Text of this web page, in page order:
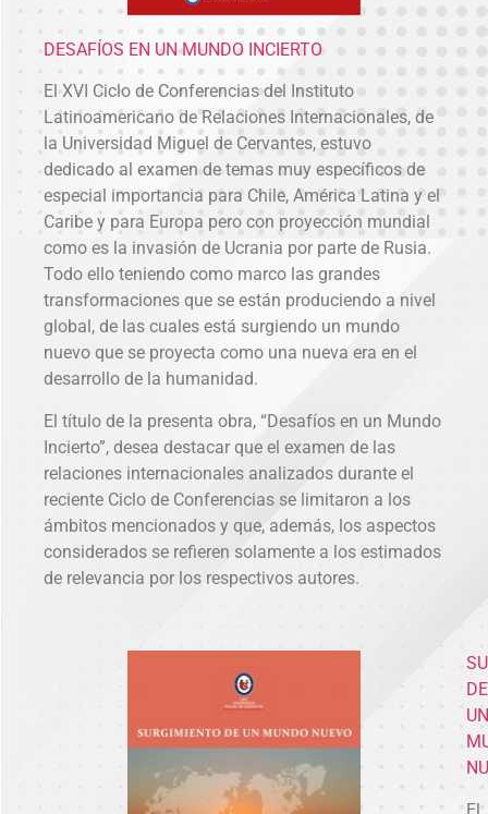
DESAFÍOS EN UN MUNDO INCIERTO
El XVI Ciclo de Conferencias del Instituto
Latinoamericano de Relaciones Internacionales, de
la Universidad Miguel de Cervantes, estuvo
dedicado al examen de temas muy específicos de
especial importancia para Chile, América Latina y el
Caribe y para Europa pero con proyección mundial
como es la invasión de Ucrania por parte de Rusia.
Todo ello teniendo como marco las grandes
transformaciones que se están produciendo a nivel
global, de las cuales está surgiendo un mundo
nuevo que se proyecta como una nueva era en el
desarrollo de la humanidad.
El título de la presenta obra, “Desafíos en un Mundo
Incierto”, desea destacar que el examen de las
relaciones internacionales analizados durante el
reciente Ciclo de Conferencias se limitaron a los
ámbitos mencionados y que, además, los aspectos
considerados se refieren solamente a los estimados
de relevancia por los respectivos autores.
DE
UN
El